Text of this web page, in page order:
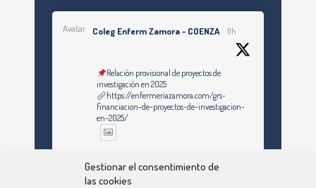
Gestionar el consentimiento de
las cookies
Avatar Coleg Enferm Zamora - COENZA 11h
Relación provisional de proyectos de
investigación en 2025
https://enfermeriazamora.com/grs-
financiacion-de-proyectos-de-investigacion-
en-2025/